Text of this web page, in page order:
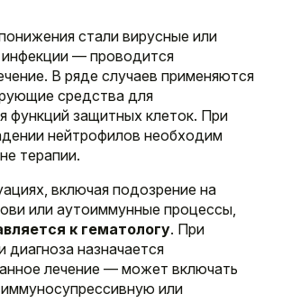
стали вирусные или
инфекции — проводится
В ряде случаев применяются
средства для
функций защитных клеток. При
нейтрофилов необходим
терапии.
включая подозрение на
или аутоиммунные процессы,
к гематологу. При
назначается
лечение — может включать
или